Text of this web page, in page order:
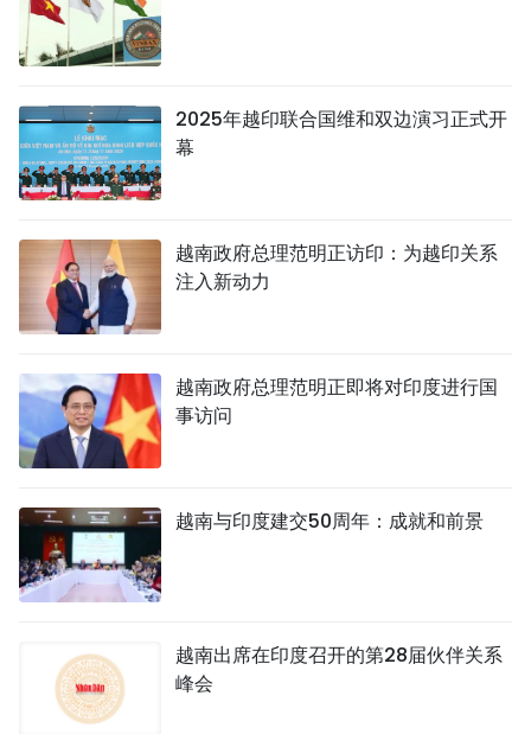
2025年越印联合国维和双边演习正式开
幕
越南政府总理范明正访印：为越印关系
注入新动力
越南政府总理范明正即将对印度进行国
事访问
越南与印度建交50周年：成就和前景
越南出席在印度召开的第28届伙伴关系
峰会